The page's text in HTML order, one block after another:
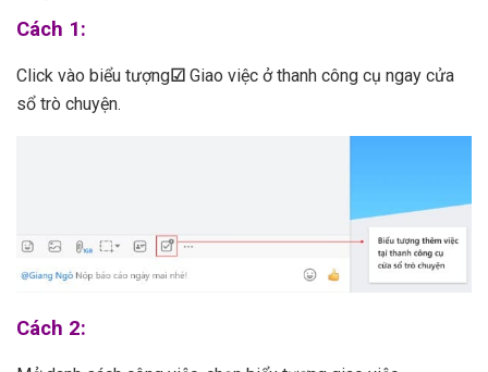
Cách 1:
Click vào biểu tượng☑ Giao việc ở thanh công cụ ngay cửa
sổ trò chuyện.
Cách 2: